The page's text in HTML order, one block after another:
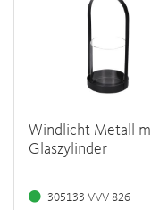
Windlicht Metall m
Glaszylinder
305133-VVV-826